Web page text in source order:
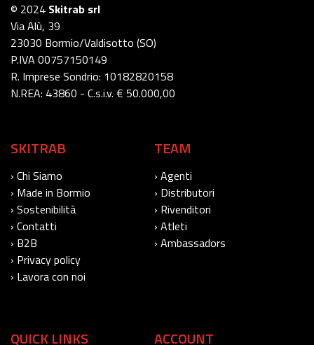
© 2024 Skitrab srl
Via Alù, 39
23030 Bormio/Valdisotto (SO)
P.IVA 00757150149
R. Imprese Sondrio: 10182820158
N.REA: 43860 - C.s.i.v. € 50.000,00
SKITRAB
› Chi Siamo
› Made in Bormio
› Sostenibilità
› Contatti
› B2B
› Privacy policy
› Lavora con noi
TEAM
› Agenti
› Distributori
› Rivenditori
› Atleti
› Ambassadors
QUICK LINKS ACCOUNT